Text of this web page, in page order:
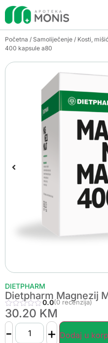
Početna / Samoliječenje / Kosti,
400 kapsule a80
DIETPHARM
Dietpharm Magnezij
0.0(0 recenzija)
30.20 KM
- + Dodaj u